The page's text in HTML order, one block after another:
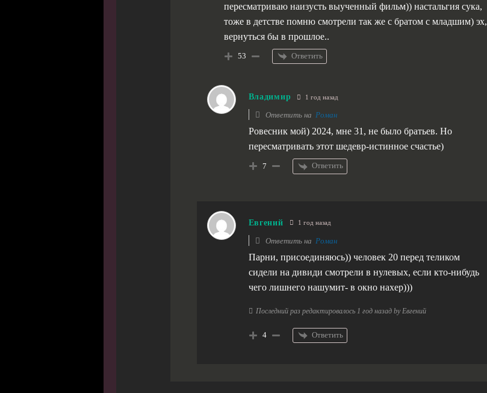
пересматриваю наизусть выученный фильм)) настальгия сука,
тоже в детстве помню смотрели так же с братом с младшим) эх,
вернуться бы в прошлое..
53 Ответить
Владимир 1 год назад
Ответить на Роман
Ровесник мой) 2024, мне 31, не было братьев. Но
пересматривать этот шедевр-истинное счастье)
7 Ответить
Евгений 1 год назад
Ответить на Роман
Парни, присоединяюсь)) человек 20 перед теликом
сидели на дивиди смотрели в нулевых, если кто-нибудь
чего лишнего нашумит- в окно нахер)))
Последний раз редактировалось 1 год назад by Евгений
4 Ответить